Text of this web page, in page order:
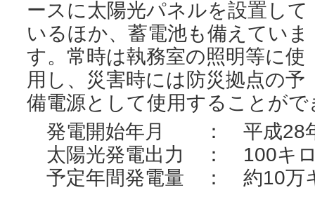
ースに太陽光パネルを設置して
いるほか、蓄電池も備えていま
す。常時は執務室の照明等に使
用し、災害時には防災拠点の予
備電源として使用することがで
発電開始年月 ： 平成28
太陽光発電出力 ： 100キ
予定年間発電量 ： 約10万